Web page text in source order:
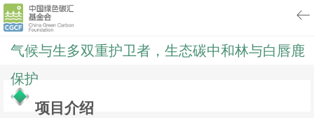
气候与生多双重护卫者，生态碳中和林与白唇鹿
保护
项目介绍